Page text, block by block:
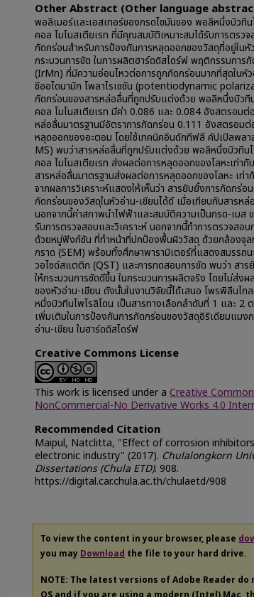
Other Abstract (Other language
พอลิเมอร์และเอสเทอร์ของกรดไขมันของ พอลิหนึ่งบิวที
คอล โมโนสเตียเรท ที่มีคุณสมบัติเหมาะสมได้รับการตรว
กัดกร่อนสำหรับการป้องกันการหลุดออกของวัสดุที่อยู่ในหั
กระบวนการขัด ในการผลิตฮาร์ดดิสไดร์ฟ พฤติกรรมการ
(IrMn) ที่มีความอ่อนไหวต่อการถูกกัดกร่อนมากที่สุดในหั
ชิออไดนามิก โพลาไรเซชัน (potentiodynamic
กัดกร่อนของสารหล่อลื่นที่ถูกปรับแต่งด้วย พอลิหนึ่งบิวที
คอล โมโนสเตียเรท มีค่า 0.086 และ 0.084 อังสตรอม
หล่อลื่นมาตรฐานมีอัตราการกัดกร่อน 0.111 อังสตรอมต่
หลุดออกของอะตอม โดยใช้เทคนิคอินดักทีฟลี คัปเปิลพล
MS) พบว่าสารหล่อลื่นที่ถูกปรับแต่งด้วย พอลิหนึ่งบิวทีน
คอล โมโนสเตียเรท ส่งผลต่อการหลุดออกของโลหะเท่า
สารหล่อลื่นมาตรฐานส่งผลต่อการหลุดออกของโลหะ เท่
จากผลการวิเคราะห์แสดงให้เห็นว่า สารยับยั้งการกัดกร่
กัดกร่อนของวัสดุในหัวอ่าน-เขียนได้ดี เมื่อเทียบกับสารห
นอกจากนี้ค่าสภาพนำไฟฟ้าและสมบัติความเป็นกรด-เบส
รับการตรวจสอบและวิเคราะห์ นอกจากนี้ทำการตรวจสอ
ด้วยหมู่ฟังก์ชัน ที่ทำหน้าที่ปกป้องพื้นผิววัสดุ ด้วยกล้องจุ
กราด (SEM) พร้อมทั้งศึกษาพารามิเตอร์ที่แสดงสมรรถ
วอไซด์สแตติก (QST) และการทดสอบการขัด พบว่า สา
ให้กระบวนการขัดดีขึ้น ในกระบวนการผลิตจริง โดยไม่ส่
ของหัวอ่าน-เขียน ดังนั้นในงานวิจัยนี้ได้เสนอ โพรพิลีนไก
หนึ่งบิวทีนไพโรลิโดน เป็นสารทางเลือกลำดับที่ 1 และ 2
เพิ่มเติมในการป้องกันการกัดกร่อนของวัสดุอิริเดียมแมง
อ่าน-เขียน ในฮาร์ดดิสไดร์ฟ
Creative Commons License
This work is licensed under a Creative
NonCommercial-No Derivative Works 4.0
Recommended Citation
Maipul, Natclitta, "Effect of corrosion
electronic industry" (2017). Chulalongkorn
Dissertations (Chula ETD). 908.
https://digital.car.chula.ac.th/chulaetd/908
To view the content in your browser, please
you may Download the file to your hard drive.
NOTE: The latest versions of Adobe Reader